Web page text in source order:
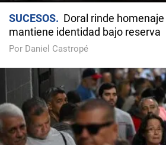
SUCESOS
Doral rinde
mantiene identidad bajo reserva
Por Daniel Castropé